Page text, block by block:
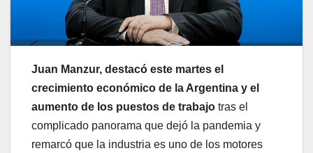
Juan Manzur, destacó este martes el
crecimiento económico de la Argentina y el
aumento de los puestos de trabajo tras el
complicado panorama que dejó la pandemia y
remarcó que la industria es uno de los motores